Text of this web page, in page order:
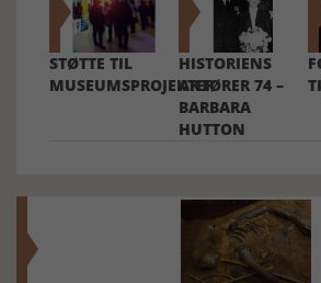
STØTTE TIL
MUSEUMSPROJEKTER
HISTORIENS
AKTØRER 74 –
BARBARA
HUTTON